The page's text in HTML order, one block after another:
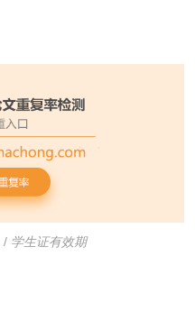
/ 学生证有效期